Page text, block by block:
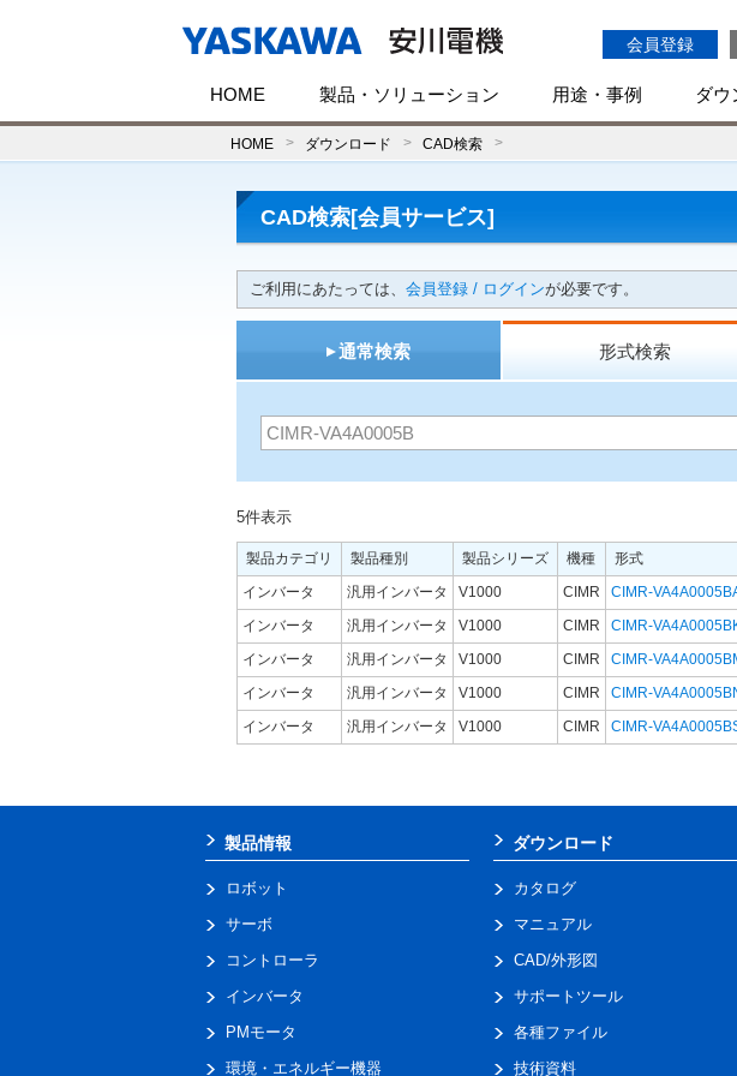
会員登録
HOME 製品・ソリューション 用途・事例 ダウ
HOME ダウンロード CAD検索
CAD検索[会員サービス]
ご利用にあたっては、 会員登録 / ログインが必要です。
通常検索 形式検索
5件表示
製品カテゴリ 製品種別 製品シリーズ 機種
形式
インバータ
汎用インバータ V1000 CIMR
CIMR-
インバータ
汎用インバータ V1000 CIMR
CIMR-
インバータ
汎用インバータ V1000 CIMR
CIMR-
インバータ
汎用インバータ V1000 CIMR
CIMR-
インバータ
汎用インバータ V1000 CIMR CIMR-
製品情報
ロボット
サーボ
コントローラ
インバータ
PMモータ
環境・エネルギー機器
ダウンロード
カタログ
マニュアル
CAD/外形図
サポートツール
各種ファイル
技術資料